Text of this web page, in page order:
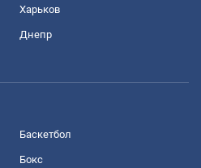
Харьков
Днепр
Баскетбол
Бокс